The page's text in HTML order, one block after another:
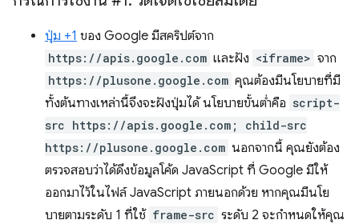
ปุ่ม +1 ของ Google มีสคริปต์จาก
https://apis.google.com และฝัง <iframe> จาก
https://plusone.google.com คุณต้องมีนโยบายที่มี
ทั้งต้นทางเหล่านี้จึงจะฝังปุ่มได้ นโยบายขั้นต่ำคือ script-
src https://apis.google.com; child-src
https://plusone.google.com นอกจากนี้ คุณยังต้อง
ตรวจสอบว่าได้ดึงข้อมูลโค้ด JavaScript ที่ Google มีให้
ออกมาไว้ในไฟล์ JavaScript ภายนอกด้วย หากคุณมีนโย
บายตามระดับ 1 ที่ใช้ frame-src ระดับ 2 จะกำหนดให้คุณ